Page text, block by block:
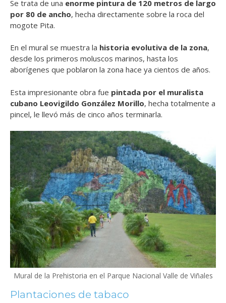
Se trata de una enorme pintura de 120 metros de largo
por 80 de ancho, hecha directamente sobre la roca del
mogote Pita.
En el mural se muestra la historia evolutiva de la zona,
desde los primeros moluscos marinos, hasta los
aborígenes que poblaron la zona hace ya cientos de años.
Esta impresionante obra fue pintada por el muralista
cubano Leovigildo González Morillo, hecha totalmente a
pincel, le llevó más de cinco años terminarla.
Mural de la Prehistoria en el Parque Nacional Valle de Viñales
Plantaciones de tabaco